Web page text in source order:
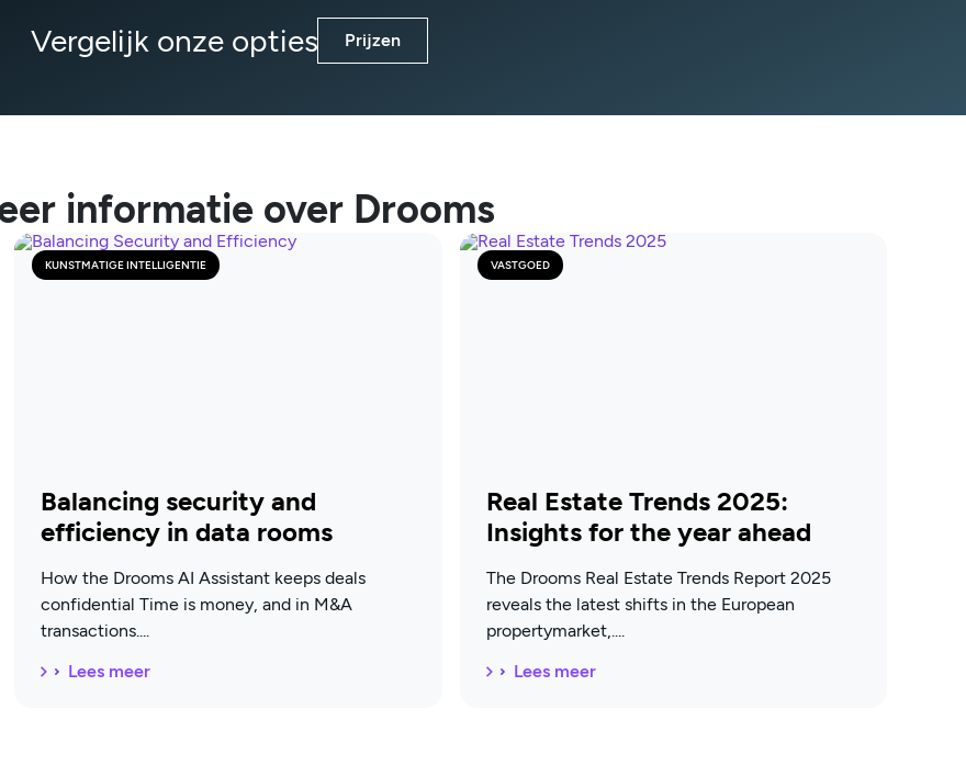
Vergelijk onze opties Prijzen
informatie over Drooms
KUNSTMATIGE INTELLIGENTIE
Balancing security and
efficiency in data rooms
How the Drooms AI Assistant keeps deals
confidential Time is money, and in M&A
transactions
Lees meer
VASTGOED
Real Estate Trends 2025:
Insights for the year ahead
The Drooms Real Estate Trends Report 2025
reveals the latest shifts in the European
propertymarket,
Lees meer